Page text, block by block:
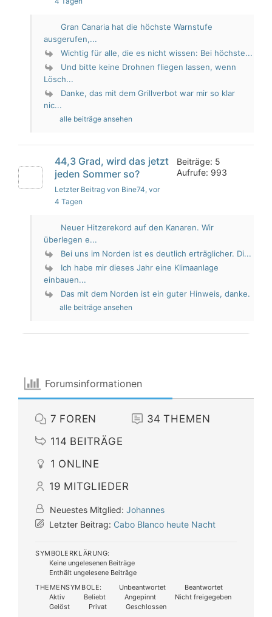
Gran Canaria hat die höchste Warnstufe
ausgerufen,...
Wichtig für alle, die es nicht wissen: Bei höchste...
Und bitte keine Drohnen fliegen lassen, wenn
Lösch...
Danke, das mit dem Grillverbot war mir so klar
nic...
alle beiträge ansehen
44,3 Grad, wird das jetzt
jeden Sommer so?
Letzter Beitrag von Bine74, vor
4 Tagen
Beiträge: 5
Aufrufe: 993
Neuer Hitzerekord auf den Kanaren. Wir
überlegen e...
Bei uns im Norden ist es deutlich erträglicher. Di...
Ich habe mir dieses Jahr eine Klimaanlage
einbauen...
Das mit dem Norden ist ein guter Hinweis, danke.
alle beiträge ansehen
Forumsinformationen
7 FOREN 34 THEMEN
114 BEITRÄGE
1 ONLINE
19 MITGLIEDER
Neuestes Mitglied: Johannes
Letzter Beitrag: Cabo Blanco heute Nacht
SYMBOLERKLÄRUNG:
Keine ungelesenen Beiträge
Enthält ungelesene Beiträge
THEMENSYMBOLE:
Unbeantwortet
Beantwortet
Aktiv
Beliebt Angepinnt
Nicht freigegeben
Gelöst
Privat Geschlossen